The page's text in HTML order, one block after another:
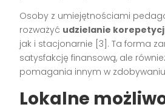
Osoby z umiejętnościami
rozważyć udzielanie
jak i stacjonarnie [3]. Ta forma
satysfakcję finansową, ale
pomagania innym w
Lokalne